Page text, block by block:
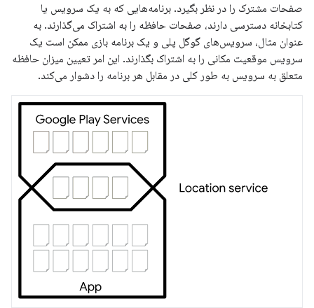
صفحات مشترک را در نظر بگیرد. برنامه‌هایی که به یک سرویس یا
کتابخانه دسترسی دارند، صفحات حافظه را به اشتراک می‌گذارند. به
عنوان مثال، سرویس‌های گوگل پلی و یک برنامه بازی ممکن است یک
سرویس موقعیت مکانی را به اشتراک بگذارند. این امر تعیین میزان حافظه
متعلق به سرویس به طور کلی در مقابل هر برنامه را دشوار می‌کند.